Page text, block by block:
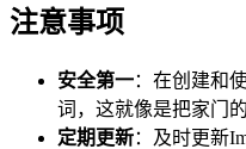
注意事项
安全第一：在创建和
词，这就像是把家门
定期更新：及时更新